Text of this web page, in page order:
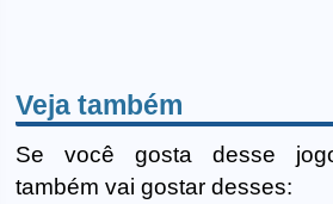
Veja também
Se você gosta desse
também vai gostar desses: